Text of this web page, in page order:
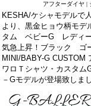
アフターダイヤ |
KESHA/ケシャモデルで
より、黒金ヒョウ柄モデ
タム ベビーG レディ
気急上昇！ブラック ゴ
MINI/BABY-G CUSTOM
ワロＴシャツ・カスタム
－Gモデルが登場致しまし